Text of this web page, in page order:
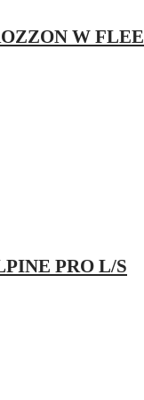
W
PRO L/S